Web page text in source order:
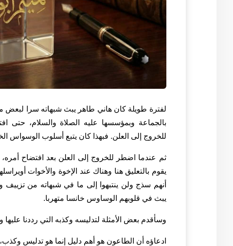
لفترة طويلة كان هاني طاهر يبث شبهاته سرا لبعض
بالجماعة وبمؤسسها عليه الصلاة والسلام،
للخروج إلى العلن. فبهذا كان يتبع أسلوب الوسواس
ثم عندما اضطر للخروج إلى العلن بعد افتضاح أمره،
يقوم بالتعليق هنا وهناك عند الإخوة والأخوات
أنهم سذج ولن ينتبهوا إلى ما في شبهاته من تزييف
يبث في قلوبهم الوساوس خانسا متهربا.
وسأقدم بعض الأمثلة لتدليسه وكذبه التي رددنا عليها
ادعاؤه أن الطاعون هو أهم دليل إنما هو تدليس وكذب،